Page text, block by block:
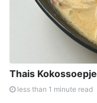
Thais Kokossoepje
less than 1 minute read